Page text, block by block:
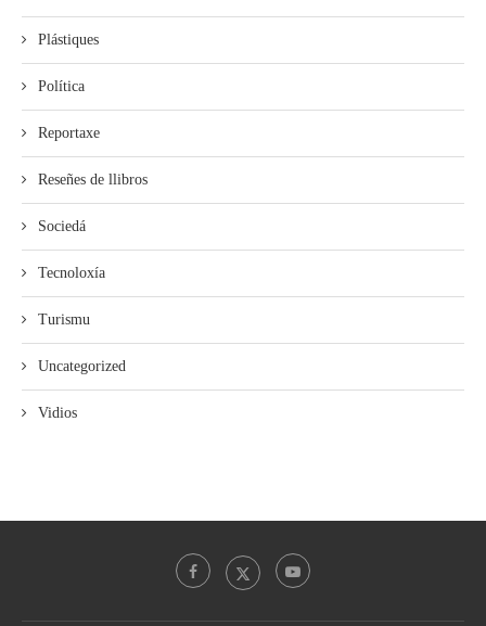
Plástiques
Política
Reportaxe
Reseñes de llibros
Sociedá
Tecnoloxía
Turismu
Uncategorized
Vidios